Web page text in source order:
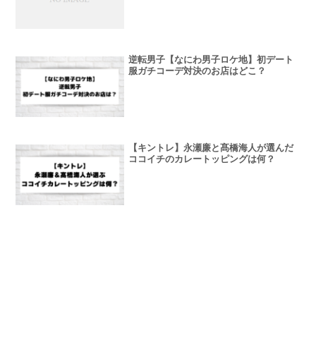
逆転男子【なにわ男子ロケ地】初デート
服ガチコーデ対決のお店はどこ？
【キントレ】永瀬廉と髙橋海人が選んだ
ココイチのカレートッピングは何？